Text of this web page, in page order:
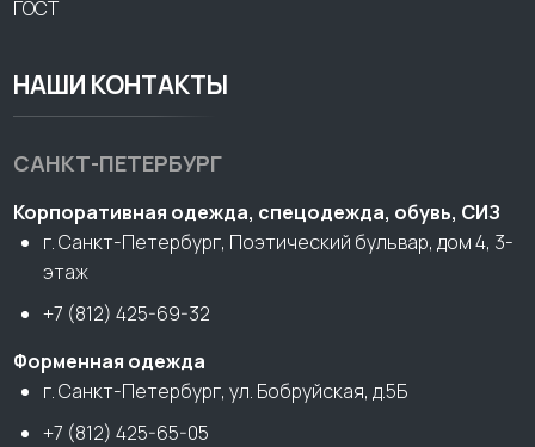
ГОСТ
НАШИ КОНТАКТЫ
САНКТ-ПЕТЕРБУРГ
Корпоративная одежда, спецодежда, обувь, СИЗ
г. Санкт-Петербург, Поэтический бульвар, дом 4, 3-
этаж
+7 (812) 425-69-32
Форменная одежда
г. Санкт-Петербург, ул. Бобруйская, д.5Б
+7 (812) 425-65-05